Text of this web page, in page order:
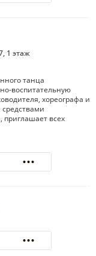
1 этаж
танца
воспитательную
хореографа и
приглашает всех